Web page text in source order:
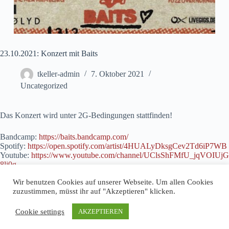
23.10.2021: Konzert mit Baits
tkeller-admin
7. Oktober 2021
Uncategorized
Das Konzert wird unter 2G-Bedingungen stattfinden!
Bandcamp: https://baits.bandcamp.com/
Spotify: https://open.spotify.com/artist/4HUALyDksgCev2Td6iP7WB
Youtube: https://www.youtube.com/channel/UClsShFMfU_jqVOIUjG
8li0g
Impressum
Wir benutzen Cookies auf unserer Webseite. Um allen Cookies
zuzustimmen, müsst ihr auf "Akzeptieren" klicken.
Cookie settings AKZEPTIEREN